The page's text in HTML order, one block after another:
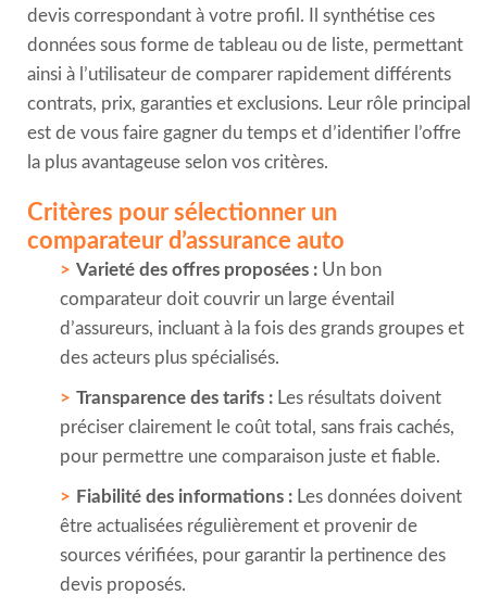
devis correspondant à votre profil. Il synthétise ces
données sous forme de tableau ou de liste, permettant
ainsi à l’utilisateur de comparer rapidement différents
contrats, prix, garanties et exclusions. Leur rôle principal
est de vous faire gagner du temps et d’identifier l’offre
la plus avantageuse selon vos critères.
Critères pour sélectionner un
comparateur d’assurance auto
Varieté des offres proposées : Un bon
comparateur doit couvrir un large éventail
d’assureurs, incluant à la fois des grands groupes et
des acteurs plus spécialisés.
Transparence des tarifs : Les résultats doivent
préciser clairement le coût total, sans frais cachés,
pour permettre une comparaison juste et fiable.
Fiabilité des informations : Les données doivent
être actualisées régulièrement et provenir de
sources vérifiées, pour garantir la pertinence des
devis proposés.